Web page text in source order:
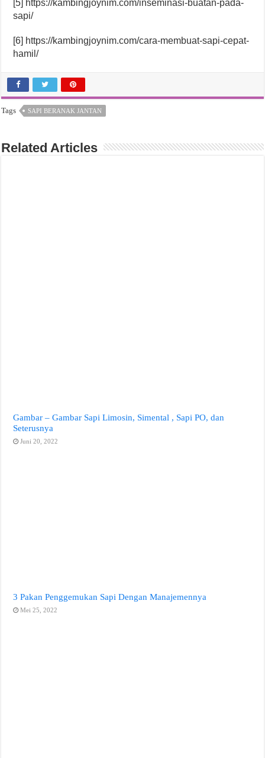
[5] https://kambingjoynim.com/inseminasi-buatan-pada-
sapi/
[6] https://kambingjoynim.com/cara-membuat-sapi-cepat-
hamil/
Tags SAPI BERANAK JANTAN
Related Articles
Gambar – Gambar Sapi Limosin, Simental , Sapi PO, dan
Seterusnya
Juni 20, 2022
3 Pakan Penggemukan Sapi Dengan Manajemennya
Mei 25, 2022